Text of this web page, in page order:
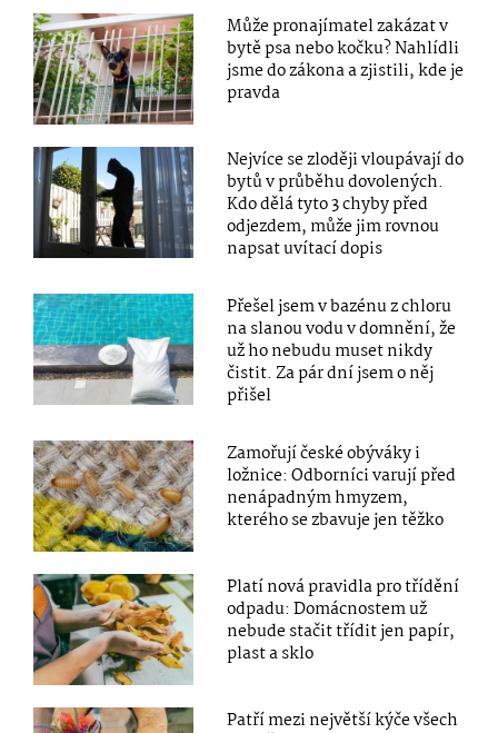
Může pronajímatel zakázat v
bytě psa nebo kočku? Nahlídli
jsme do zákona a zjistili, kde je
pravda
Nejvíce se zloději vloupávají do
bytů v průběhu dovolených.
Kdo dělá tyto 3 chyby před
odjezdem, může jim rovnou
napsat uvítací dopis
Přešel jsem v bazénu z chloru
na slanou vodu v domnění, že
už ho nebudu muset nikdy
čistit. Za pár dní jsem o něj
přišel
Zamořují české obýváky i
ložnice: Odborníci varují před
nenápadným hmyzem,
kterého se zbavuje jen těžko
Platí nová pravidla pro třídění
odpadu: Domácnostem už
nebude stačit třídit jen papír,
plast a sklo
Patří mezi největší kýče všech